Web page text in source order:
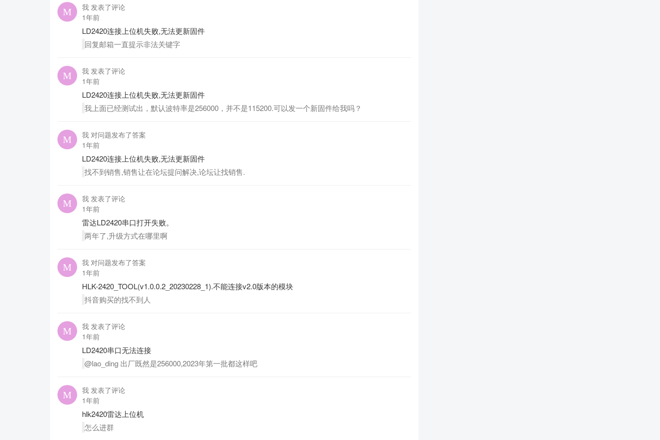
我 发表了评论
1年前
LD2420连接上位机失败,无法更新固件
回复邮箱一直提示非法关键字
我 发表了评论
1年前
LD2420连接上位机失败,无法更新固件
我上面已经测试出，默认波特率是256000，并不是115200.可以发一个新固件给我吗？
我 对问题发布了答案
1年前
LD2420连接上位机失败,无法更新固件
找不到销售,销售让在论坛提问解决,论坛让找销售.
我 发表了评论
1年前
雷达LD2420串口打开失败。
两年了,升级方式在哪里啊
我 对问题发布了答案
1年前
HLK-2420_TOOL(v1.0.0.2_20230228_1).不能连接v2.0版本的模块
抖音购买的找不到人
我 发表了评论
1年前
LD2420串口无法连接
@lao_ding 出厂既然是256000,2023年第一批都这样吧
我 发表了评论
1年前
hlk2420雷达上位机
怎么进群